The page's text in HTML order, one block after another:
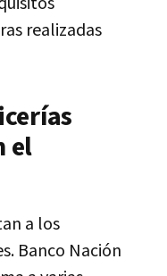
realizadas
el
a los
Banco Nación